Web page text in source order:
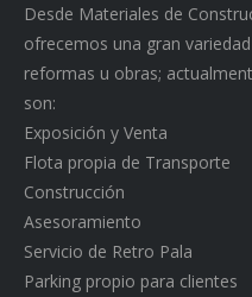
Desde Materiales de
ofrecemos una gran
reformas u obras;
son:
Exposición y Venta
Flota propia de Transporte
Construcción
Asesoramiento
Servicio de Retro Pala
Parking propio para clientes